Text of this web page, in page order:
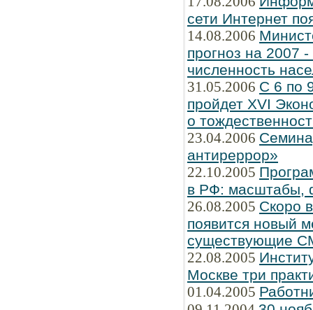
сети Интернет
14.08.2006
прогноз на 2007
численность
31.05.2006 С 6 по
пройдет XVI
о
23.04.2006
антиреррор»
22.10.2005
в РФ: масштабы,
26.08.2005 Скоро
появится новый
существующие
22.08.2005
Москве три
01.04.2005